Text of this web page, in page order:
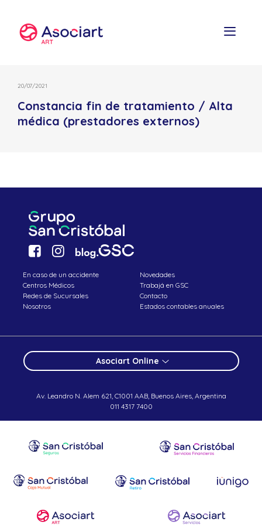
content
20/07/2021
Constancia fin de tratamiento / Alta
médica (prestadores externos)
En caso de un accidente
Centros Médicos
Redes de Sucursales
Nosotros
Novedades
Trabajá en GSC
Contacto
Estados contables anuales
Asociart Online
Av. Leandro N. Alem 621, C1001 AAB, Buenos Aires, Argentina
011 4317 7400